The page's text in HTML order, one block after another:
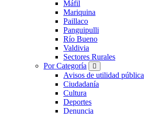
Máfil
Mariquina
Paillaco
Panguipulli
Río Bueno
Valdivia
Sectores Rurales
Por Categoría
Avisos de utilidad pública
Ciudadanía
Cultura
Deportes
Denuncia